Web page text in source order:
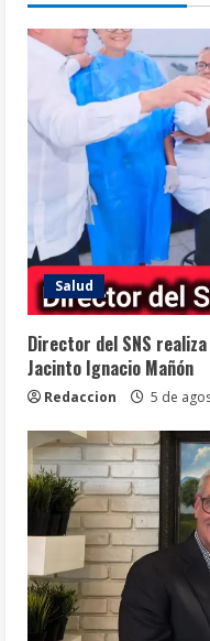
Salud
Director del SNS
Jacinto Ignacio Mañón
Redaccion 5 de